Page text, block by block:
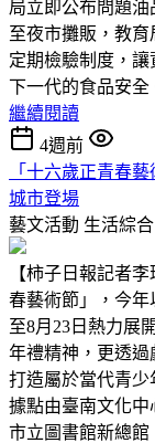
局立即公布問題
至夜市攤販，教
定期檢驗制度，
下一代的食品安全
繼續閱讀
4週前
「十六歲正青春
城市登場
藝文活動 生活綜合
【柿子日報記者
春藝術節」，今年
至8月23日熱力展
年禮精神，更透過
打造屬於當代青
據點由臺南文化
市立圖書館新總